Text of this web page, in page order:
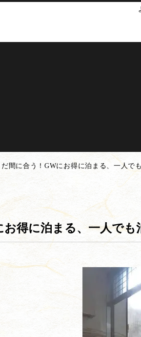
だ間に合う！GWにお得に泊まる、一人で
得に泊まる、一人でも